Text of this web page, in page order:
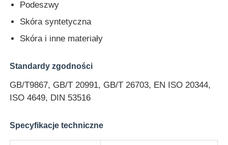
Maszyna do testowania udarności
sprzęt do badania gumy
Sprzęt do testowania obuwia
Podeszwy
Skóra syntetyczna
Skóra i inne materiały
Standardy zgodności
GB/T9867, GB/T 20991, GB/T 26703, EN ISO 20344,
ISO 4649, DIN 53516
Specyfikacje techniczne